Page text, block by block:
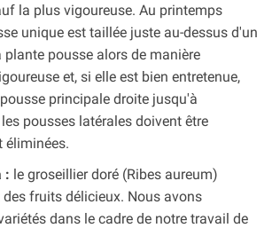
la plus vigoureuse. Au printemps
unique est taillée juste au-dessus d'un
pousse alors de manière
et, si elle est bien entretenue,
principale droite jusqu'à
pousses latérales doivent être
éliminées.
: le groseillier doré (Ribes aureum)
fruits délicieux. Nous avons
dans le cadre de notre travail de